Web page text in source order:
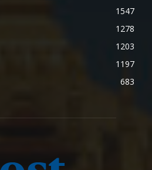
1547
1278
1203
1197
683